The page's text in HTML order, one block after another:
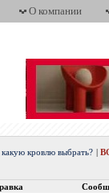
О компании
кровлю выбрать?